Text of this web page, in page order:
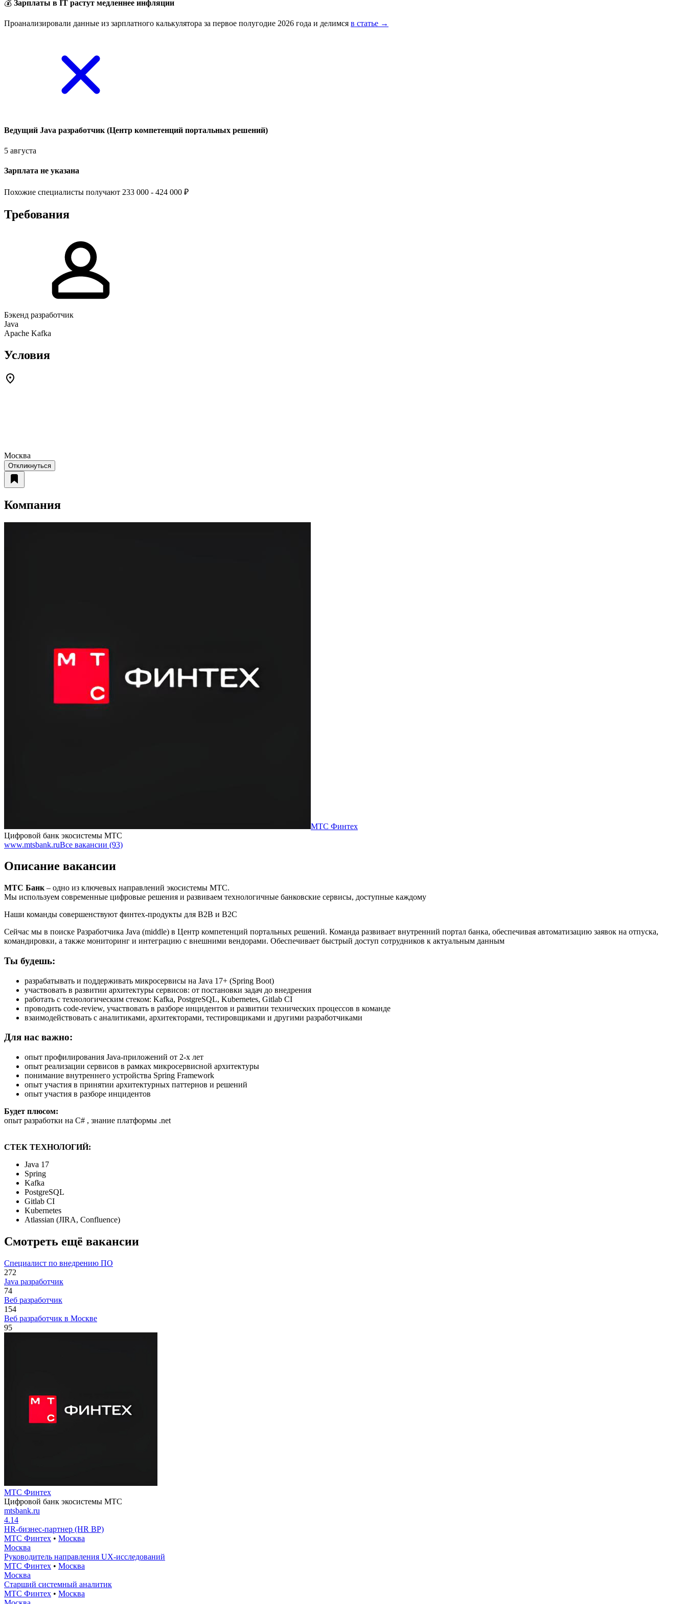
💰 Зарплаты в IT растут медленнее инфляции
Проанализировали данные из зарплатного калькулятора за первое полугодие 2026 года и делимся в статье →
Ведущий Java разработчик (Центр компетенций портальных решений)
5 августа
Зарплата не указана
Похожие специалисты получают 233 000 - 424 000 ₽
Требования
Бэкенд разработчик
Java
Apache Kafka
Условия
Москва
Откликнуться
Компания
МТС Финтех
Цифровой банк экосистемы МТС
www.mtsbank.ruВсе вакансии (93)
Описание вакансии
МТС Банк – одно из ключевых направлений экосистемы МТС.
Мы используем современные цифровые решения и развиваем технологичные банковские сервисы, доступные каждому
Наши команды совершенствуют финтех-продукты для В2В и В2С
Сейчас мы в поиске Разработчика Java (middle) в Центр компетенций портальных решений. Команда развивает внутренний портал банка, обеспечивая автоматизацию заявок на отпуска,
командировки, а также мониторинг и интеграцию с внешними вендорами. Обеспечивает быстрый доступ сотрудников к актуальным данным
Ты будешь:
разрабатывать и поддерживать микросервисы на Java 17+ (Spring Boot)
участвовать в развитии архитектуры сервисов: от постановки задач до внедрения
работать с технологическим стеком: Kafka, PostgreSQL, Kubernetes, Gitlab CI
проводить code-review, участвовать в разборе инцидентов и развитии технических процессов в команде
взаимодействовать с аналитиками, архитекторами, тестировщиками и другими разработчиками
Для нас важно:
опыт профилирования Java-приложений от 2-х лет
опыт реализации сервисов в рамках микросервисной архитектуры
понимание внутреннего устройства Spring Framework
опыт участия в принятии архитектурных паттернов и решений
опыт участия в разборе инцидентов
Будет плюсом:
опыт разработки на C# ​​, знание платформы .net
СТЕК ТЕХНОЛОГИЙ:
Java 17
Spring
Kafka
PostgreSQL
Gitlab CI
Kubernetes
Atlassian (JIRA, Confluence)
Смотреть ещё вакансии
Специалист по внедрению ПО
272
Java разработчик
74
Веб разработчик
154
Веб разработчик в Москве
95
МТС Финтех
Цифровой банк экосистемы МТС
mtsbank.ru
4.14
HR-бизнес-партнер (HR BP)
МТС Финтех • Москва
Москва
Руководитель направления UX-исследований
МТС Финтех • Москва
Москва
Старший системный аналитик
МТС Финтех • Москва